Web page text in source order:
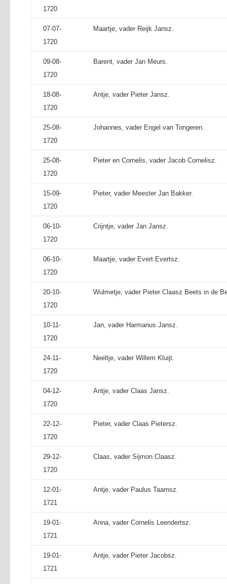
1720
07-07-
1720
Maartje, vader Reijk Jansz.
09-08-
1720
Barent, vader Jan Meurs.
18-08-
1720
Antje, vader Pieter Jansz.
25-08-
1720
Johannes, vader Engel van Tongeren.
25-08-
1720
Pieter en Cornelis, vader Jacob Cornelisz.
15-09-
1720
Pieter, vader Meester Jan Bakker.
06-10-
1720
Crijntje, vader Jan Jansz.
06-10-
1720
Maartje, vader Evert Evertsz.
20-10-
1720
Wulmetje, vader Pieter Claasz Beets in de
10-11-
1720
Jan, vader Harmanus Jansz.
24-11-
1720
Neeltje, vader Willem Kluijt.
04-12-
1720
Antje, vader Claas Jansz.
22-12-
1720
Pieter, vader Claas Pietersz.
29-12-
1720
Claas, vader Sijmon Claasz.
12-01-
1721
Antje, vader Paulus Taamsz.
19-01-
1721
Anna, vader Cornelis Leendertsz.
19-01-
1721
Antje, vader Pieter Jacobsz.